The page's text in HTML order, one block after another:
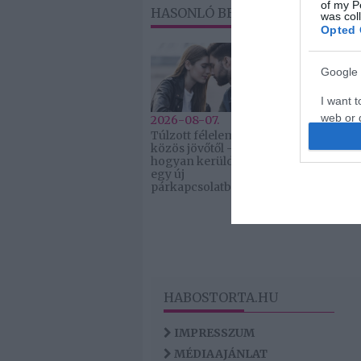
of my
was
Opted
Google
I want
web or
I want
I want
HASONLÓ BEJEGYZÉSEK
2026-08-07.
Túlzott félelem a
közös jövőtől –
hogyan kerüld el
egy új
párkapcsolatban?
2026-08-07.
cukkinis
tésztasaláta
HABOSTORTA.HU
IMPRESSZUM
MÉDIAAJÁNLAT